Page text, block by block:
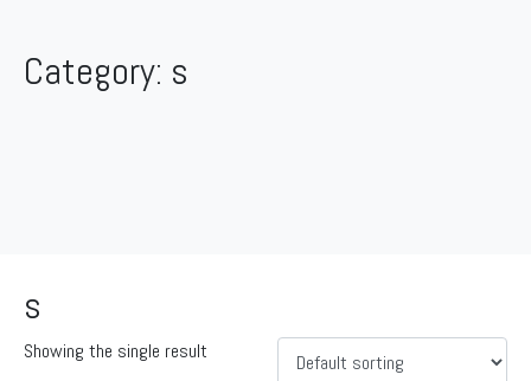
Category: s
s
Showing the single result